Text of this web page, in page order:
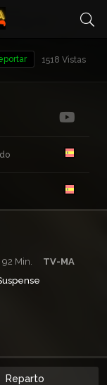
1518 Vistas
92 Min.
TV-MA
Reparto